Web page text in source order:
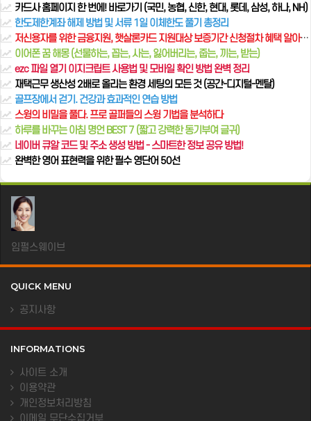
카드사 홈페이지 한 번에! 바로가기 (국민, 농협, 신한, 현대, 롯데, 삼성, 하나, NH)
한도제한계좌 해제 방법 및 서류 1일 이체한도 풀기 총정리
저신용자를 위한 금융지원, 햇살론카드 지원대상 보증기간 신청절차 혜택 알아보기
이어폰 꿈 해몽 (선물하는, 꼽는, 사는, 잃어버리는, 줍는, 끼는, 받는)
ezc 파일 열기 이지크립트 사용법 및 모바일 확인 방법 완벽 정리
재택근무 생산성 2배로 올리는 환경 세팅의 모든 것 (공간-디지털-멘탈)
골프장에서 걷기. 건강과 효과적인 연습 방법
스윙의 비밀을 풀다. 프로 골퍼들의 스윙 기법을 분석하다
하루를 바꾸는 아침 명언 BEST 7 (짧고 강력한 동기부여 글귀)
네이버 큐알 코드 및 주소 생성 방법 - 스마트한 정보 공유 방법!
완벽한 영어 표현력을 위한 필수 영단어 50선
임펄스웨이브
QUICK MENU
공지사항
INFORMATIONS
사이트 소개
이용약관
개인정보처리방침